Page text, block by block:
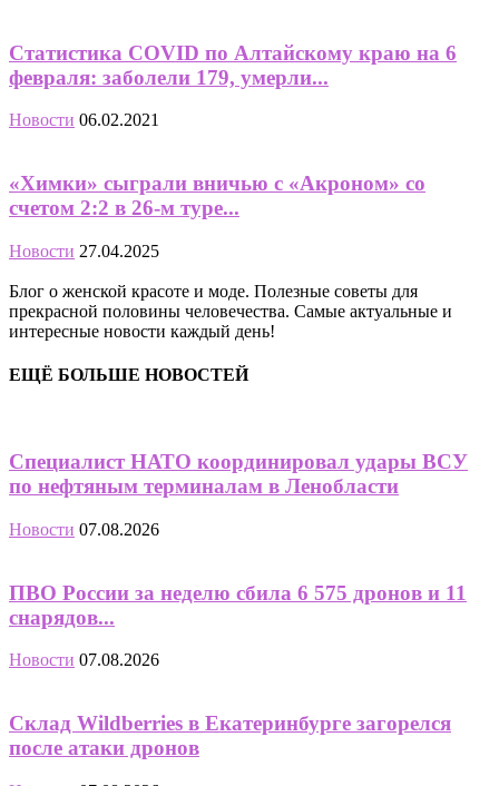
Статистика COVID по Алтайскому краю на 6
февраля: заболели 179, умерли...
Новости 06.02.2021
«Химки» сыграли вничью с «Акроном» со
счетом 2:2 в 26-м туре...
Новости 27.04.2025
Блог о женской красоте и моде. Полезные советы для
прекрасной половины человечества. Самые актуальные и
интересные новости каждый день!
ЕЩЁ БОЛЬШЕ НОВОСТЕЙ
Специалист НАТО координировал удары ВСУ
по нефтяным терминалам в Ленобласти
Новости 07.08.2026
ПВО России за неделю сбила 6 575 дронов и 11
снарядов...
Новости 07.08.2026
Склад Wildberries в Екатеринбурге загорелся
после атаки дронов